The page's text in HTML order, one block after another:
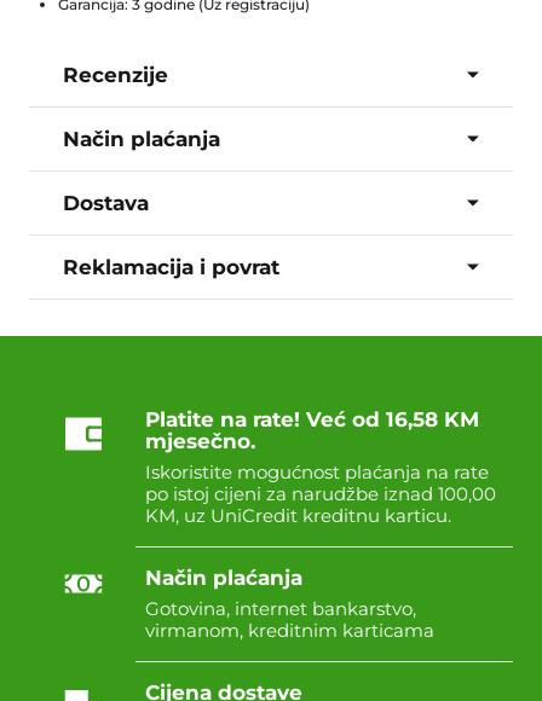
Garancija: 3 godine (Uz registraciju)
Recenzije
Način plaćanja
Dostava
Reklamacija i povrat
Platite na rate! Već od 16,58 KM
mjesečno.
Iskoristite mogućnost plaćanja na rate
po istoj cijeni za narudžbe iznad 100,00
KM, uz UniCredit kreditnu karticu.
Način plaćanja
Gotovina, internet bankarstvo,
virmanom, kreditnim karticama
Cijena dostave